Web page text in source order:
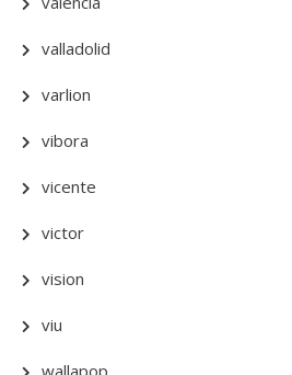
valladolid
varlion
vibora
vicente
victor
vision
viu
wallapop